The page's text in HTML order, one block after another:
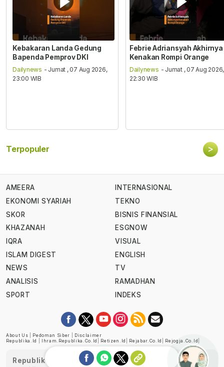
Kebakaran Landa Gedung
Bapenda Pemprov DKI
Dailynews - Jumat , 07 Aug 2026,
23:00 WIB
Febrie Adriansyah Akhirnya
Kenakan Rompi Orange
Dailynews - Jumat , 07 Aug 2026,
22:30 WIB
Terpopuler >
AMEERA
EKONOMI SYARIAH
SKOR
KHAZANAH
IQRA
ISLAM DIGEST
NEWS
ANALISIS
SPORT
INTERNASIONAL
TEKNO
BISNIS FINANSIAL
ESGNOW
VISUAL
ENGLISH
TV
RAMADHAN
INDEKS
About Us Pedoman Siber
Disclaimer
Republika.id
Ihram.republika.co.id Retizen.id Rejabar.co.id Rejogja.co.id
Republika telah diverifikasi oleh Dewan Pers